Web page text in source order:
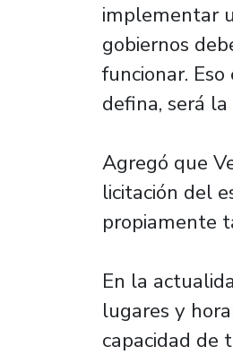
implementar
gobiernos
funcionar.
defina, será
Agregó que
licitación del
propiamente
En la
lugares y
capacidad de